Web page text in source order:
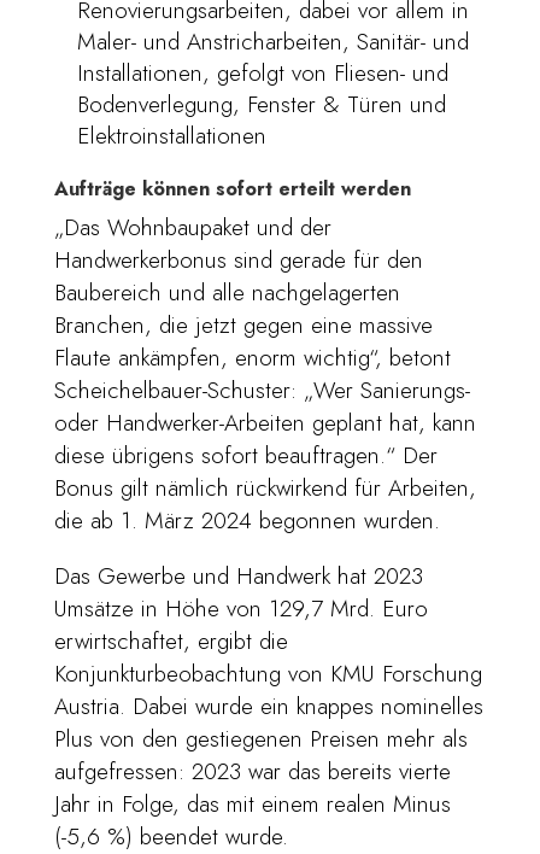
Renovierungsarbeiten, dabei vor allem in
Maler- und Anstricharbeiten, Sanitär- und
Installationen, gefolgt von Fliesen- und
Bodenverlegung, Fenster & Türen und
Elektroinstallationen
Aufträge können sofort erteilt werden
„Das Wohnbaupaket und der
Handwerkerbonus sind gerade für den
Baubereich und alle nachgelagerten
Branchen, die jetzt gegen eine massive
Flaute ankämpfen, enorm wichtig“, betont
Scheichelbauer-Schuster: „Wer Sanierungs-
oder Handwerker-Arbeiten geplant hat, kann
diese übrigens sofort beauftragen.“ Der
Bonus gilt nämlich rückwirkend für Arbeiten,
die ab 1. März 2024 begonnen wurden.
Das Gewerbe und Handwerk hat 2023
Umsätze in Höhe von 129,7 Mrd. Euro
erwirtschaftet, ergibt die
Konjunkturbeobachtung von KMU Forschung
Austria. Dabei wurde ein knappes nominelles
Plus von den gestiegenen Preisen mehr als
aufgefressen: 2023 war das bereits vierte
Jahr in Folge, das mit einem realen Minus
(-5,6 %) beendet wurde.